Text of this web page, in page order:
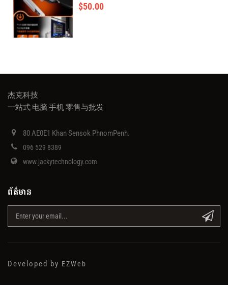
$50.00
杰克科技
一站式 电脑 手机 零售与批发
80 AE0E1 Khan Sensok PhnomPenh.
096 529 8389
www.jackytechnology.com
ព័ត៌មាន
Developed by EZWeb